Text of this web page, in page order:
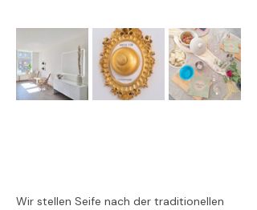
Wir stellen Seife nach der traditionellen